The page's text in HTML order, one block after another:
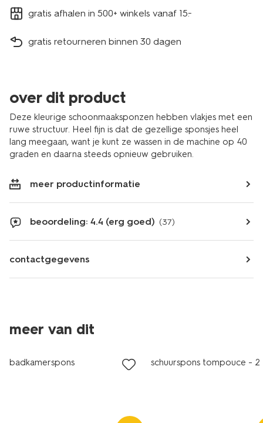
gratis afhalen in 500+ winkels vanaf 15.-
gratis retourneren binnen 30 dagen
over dit product
Deze kleurige schoonmaaksponzen hebben vlakjes met een
ruwe structuur. Heel fijn is dat de gezellige sponsjes heel
lang meegaan, want je kunt ze wassen in de machine op 40
graden en daarna steeds opnieuw gebruiken.
meer productinformatie
beoordeling: 4.4 (erg goed) (37)
contactgegevens
meer van dit
1+1 gratis
badkamerspons schuurspons tompouce - 2